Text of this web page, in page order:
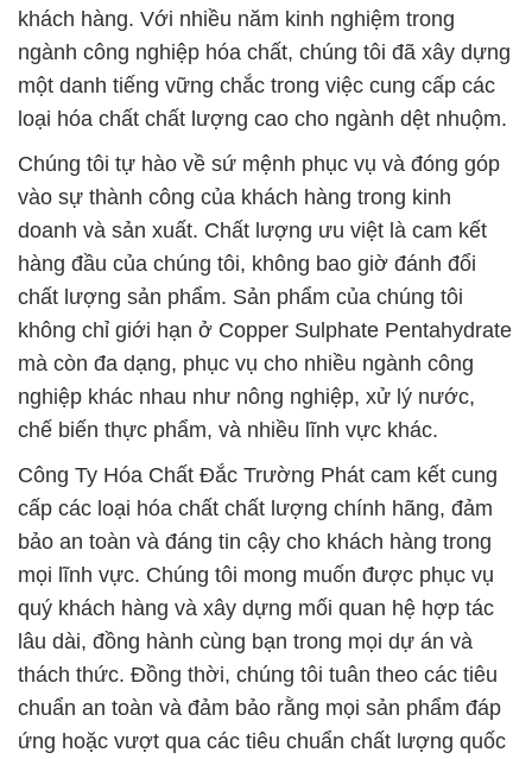
khách hàng. Với nhiều năm kinh nghiệm trong
ngành công nghiệp hóa chất, chúng tôi đã xây dựng
một danh tiếng vững chắc trong việc cung cấp các
loại hóa chất chất lượng cao cho ngành dệt nhuộm.
Chúng tôi tự hào về sứ mệnh phục vụ và đóng góp
vào sự thành công của khách hàng trong kinh
doanh và sản xuất. Chất lượng ưu việt là cam kết
hàng đầu của chúng tôi, không bao giờ đánh đổi
chất lượng sản phẩm. Sản phẩm của chúng tôi
không chỉ giới hạn ở Copper Sulphate Pentahydrate
mà còn đa dạng, phục vụ cho nhiều ngành công
nghiệp khác nhau như nông nghiệp, xử lý nước,
chế biến thực phẩm, và nhiều lĩnh vực khác.
Công Ty Hóa Chất Đắc Trường Phát cam kết cung
cấp các loại hóa chất chất lượng chính hãng, đảm
bảo an toàn và đáng tin cậy cho khách hàng trong
mọi lĩnh vực. Chúng tôi mong muốn được phục vụ
quý khách hàng và xây dựng mối quan hệ hợp tác
lâu dài, đồng hành cùng bạn trong mọi dự án và
thách thức. Đồng thời, chúng tôi tuân theo các tiêu
chuẩn an toàn và đảm bảo rằng mọi sản phẩm đáp
ứng hoặc vượt qua các tiêu chuẩn chất lượng quốc